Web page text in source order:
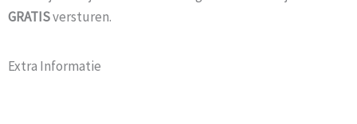
GRATISversturen.
Extra Informatie